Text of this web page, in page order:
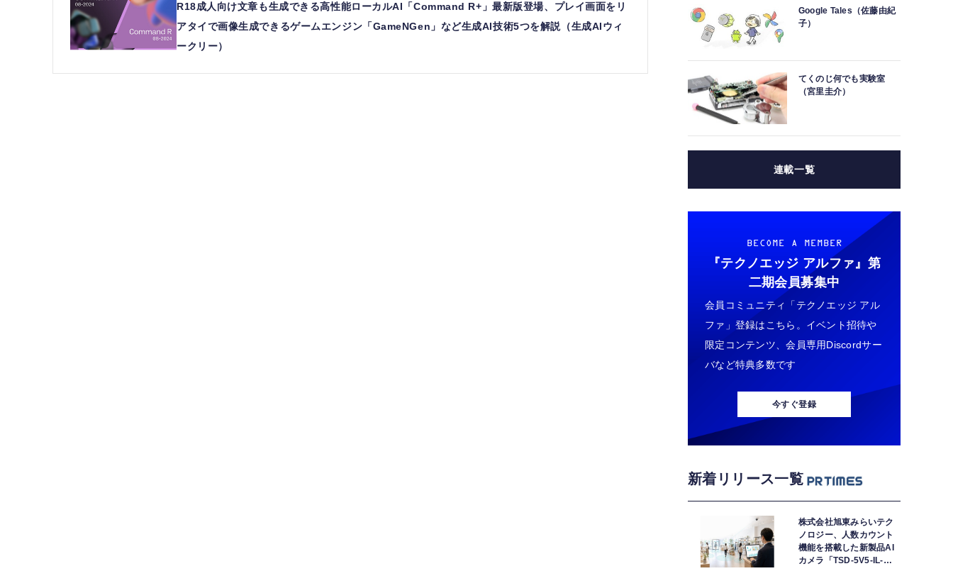
R18成人向け文章も生成できる高性能ローカルAI「Command R+」最新版登場、プレイ画面をリ
アタイで画像生成できるゲームエンジン「GameNGen」など生成AI技術5つを解説（生成AIウィ
ークリー）
Google Tales（佐藤由紀
子）
てくのじ何でも実験室
（宮里圭介）
連載一覧
BECOME A MEMBER
『テクノエッジ アルファ』 第
二期会員募集中
会員コミュニティ「テクノエッジ アル
ファ」登録はこちら。イベント招待や
限定コンテンツ、会員専用Discordサー
バなど特典多数です
今すぐ登録
新着リリース一覧
株式会社旭東みらいテク
ノロジー、人数カウント
機能を搭載した新製品AI
カメラ「TSD-5V5-IL-